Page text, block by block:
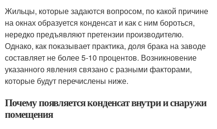
Жильцы, которые задаются вопросом, по какой причине
на окнах образуется конденсат и как с ним бороться,
нередко предъявляют претензии производителю.
Однако, как показывает практика, доля брака на заводе
составляет не более 5-10 процентов. Возникновение
указанного явления связано с разными факторами,
которые будут перечислены ниже.
Почему появляется конденсат внутри и снаружи
помещения